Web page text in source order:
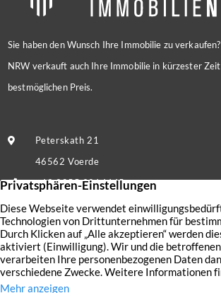
Sie haben den Wunsch Ihre Immobilie zu
NRW verkauft auch Ihre Immobilie in kürzester Zeit
bestmöglichen Preis.
Peterskath 21
46562 Voerde
+49 2855 9214445
Nachricht senden
Kontakt
Aktuelles
Datenschutz